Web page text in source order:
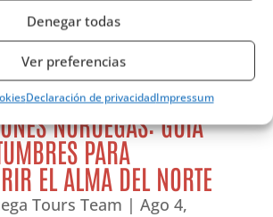
Denegar todas
Ver preferencias
Declaración de privacidadImpressum
NORUEGAS: GUÍA
PARA
EL ALMA DEL NORTE
Tours Team | Ago 4,